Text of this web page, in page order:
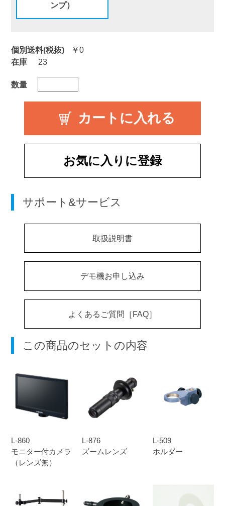
個別送料(税抜) ￥0
ンプ）
在庫 23
数量
お気に入りに登録
サポート&サービス
取扱説明書
デモ機お申し込み
よくあるご質問［FAQ］
この商品のセットの内容
L-860
モニター付カメラ
（レンズ無）
L-876
ズームレンズ
L-509
ホルダー